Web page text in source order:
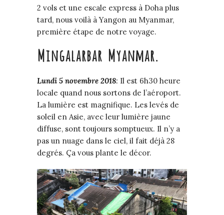
2 vols et une escale express à Doha plus
tard, nous voilà à Yangon au Myanmar,
première étape de notre voyage.
Mingalarbar Myanmar.
Lundi 5 novembre 2018: Il est 6h30 heure
locale quand nous sortons de l’aéroport.
La lumière est magnifique. Les levés de
soleil en Asie, avec leur lumière jaune
diffuse, sont toujours somptueux. Il n’y a
pas un nuage dans le ciel, il fait déjà 28
degrés. Ça vous plante le décor.